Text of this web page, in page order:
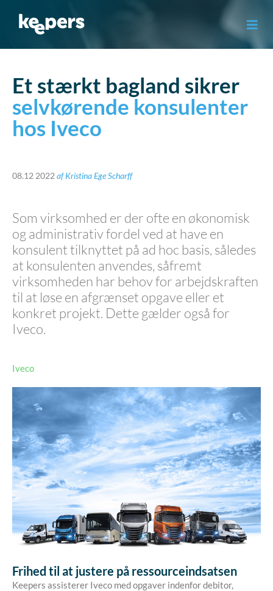
indholdet
Et stærkt bagland sikrer
selvkørende konsulenter
hos Iveco
08.12 2022 afKristina Ege Scharff
Som virksomhed er der ofte en økonomisk
og administrativ fordel ved at have en
konsulent tilknyttet på ad hoc basis, således
at konsulenten anvendes, såfremt
virksomheden har behov for arbejdskraften
til at løse en afgrænset opgave eller et
konkret projekt. Dette gælder også for
Iveco.
Iveco
Frihed til at justere på ressourceindsatsen
Keepers assisterer Iveco med opgaver indenfor debitor,